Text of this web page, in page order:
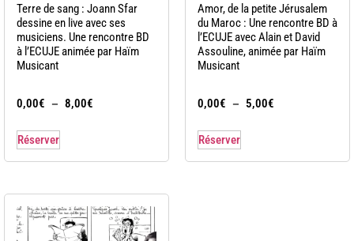
Terre de sang : Joann Sfar
dessine en live avec ses
musiciens. Une rencontre BD
à l’ECUJE animée par Haïm
Musicant
0,00€ – 8,00€
Réserver
Amor, de la petite Jérusalem
du Maroc : Une rencontre BD à
l’ECUJE avec Alain et David
Assouline, animée par Haïm
Musicant
0,00€ – 5,00€
Réserver